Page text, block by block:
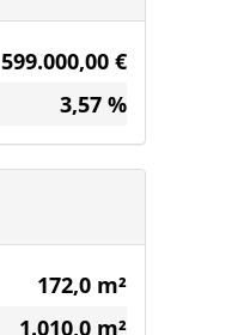
599.000,00 €
3,57 %
172,0 m²
1.010,0 m²